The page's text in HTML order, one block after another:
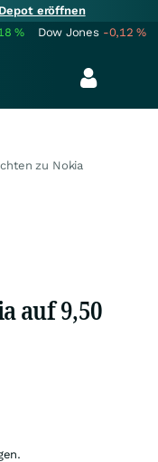
eröffnen
% Dow Jones -0,12%
zu Nokia
auf 9,50